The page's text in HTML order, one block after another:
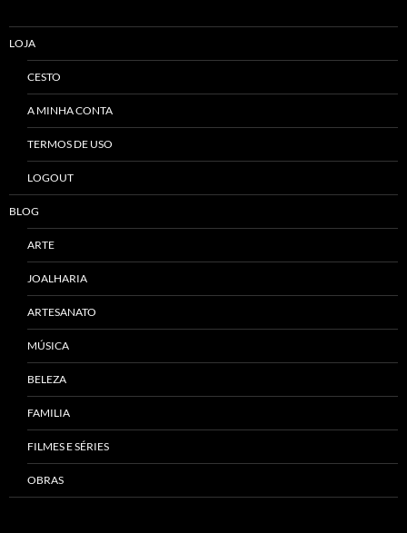
LOJA
CESTO
A MINHA CONTA
TERMOS DE USO
LOGOUT
BLOG
ARTE
JOALHARIA
ARTESANATO
MÚSICA
BELEZA
FAMILIA
FILMES E SÉRIES
OBRAS